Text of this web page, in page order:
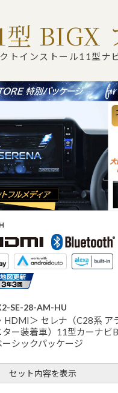
BIGX
トインストール11型ナ
SE-28-AM-HU
HDMI＞ セレナ（C28系 ア
ター装着車）11型カーナビ
シックパッケージ
セット内容を表示